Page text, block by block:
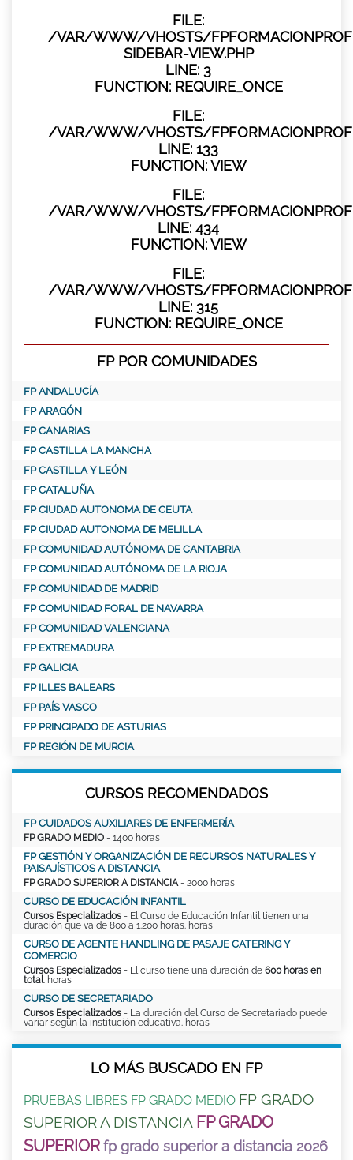
FILE:
/VAR/WWW/VHOSTS/
SIDEBAR-VIEW.PHP
LINE: 3
FUNCTION: REQUIRE_ONCE
FILE:
/VAR/WWW/VHOSTS/
LINE: 133
FUNCTION: VIEW
FILE:
/VAR/WWW/VHOSTS/
LINE: 434
FUNCTION: VIEW
FILE:
/VAR/WWW/VHOSTS/
LINE: 315
FUNCTION: REQUIRE_ONCE
FP POR COMUNIDADES
FP ANDALUCÍA
FP ARAGÓN
FP CANARIAS
FP CASTILLA LA MANCHA
FP CASTILLA Y LEÓN
FP CATALUÑA
FP CIUDAD AUTONOMA DE CEUTA
FP CIUDAD AUTONOMA DE MELILLA
FP COMUNIDAD AUTÓNOMA DE CANTABRIA
FP COMUNIDAD AUTÓNOMA DE LA RIOJA
FP COMUNIDAD DE MADRID
FP COMUNIDAD FORAL DE NAVARRA
FP COMUNIDAD VALENCIANA
FP EXTREMADURA
FP GALICIA
FP ILLES BALEARS
FP PAÍS VASCO
FP PRINCIPADO DE ASTURIAS
FP REGIÓN DE MURCIA
CURSOS RECOMENDADOS
FP CUIDADOS AUXILIARES DE ENFERMERÍA
FP GRADO MEDIO - 1400 horas
FP GESTIÓN Y ORGANIZACIÓN DE RECURSOS NATURALES Y
PAISAJÍSTICOS A DISTANCIA
FP GRADO SUPERIOR A DISTANCIA - 2000 horas
CURSO DE EDUCACIÓN INFANTIL
Cursos Especializados - El Curso de Educación Infantil tienen una
duración que va de 800 a 1.200 horas. horas
CURSO DE AGENTE HANDLING DE PASAJE CATERING Y
COMERCIO
Cursos Especializados - El curso tiene una duración de 600 horas en
total. horas
CURSO DE SECRETARIADO
Cursos Especializados - La duración del Curso de Secretariado puede
variar según la institución educativa. horas
LO MÁS BUSCADO EN FP
PRUEBAS LIBRES FP GRADO MEDIO FP GRADO
SUPERIOR A DISTANCIA FP GRADO
SUPERIORfp grado superior a distancia 2026